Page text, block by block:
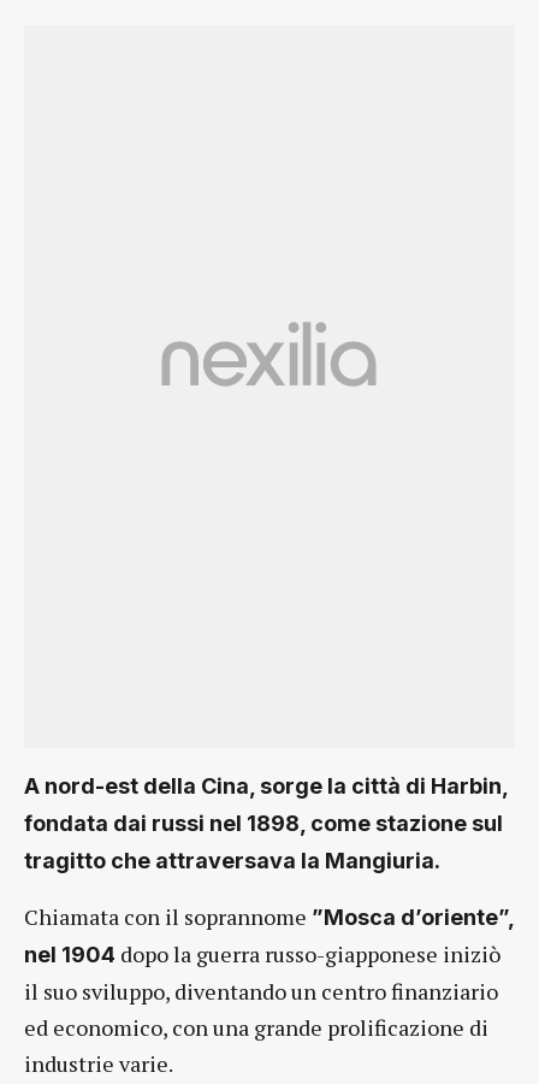
A nord-est della Cina, sorge la città di Harbin,
fondata dai russi nel 1898, come stazione sul
tragitto che attraversava la Mangiuria.
Chiamata con il soprannome ”Mosca d’oriente”,
nel 1904 dopo la guerra russo-giapponese iniziò
il suo sviluppo, diventando un centro finanziario
ed economico, con una grande prolificazione di
industrie varie.